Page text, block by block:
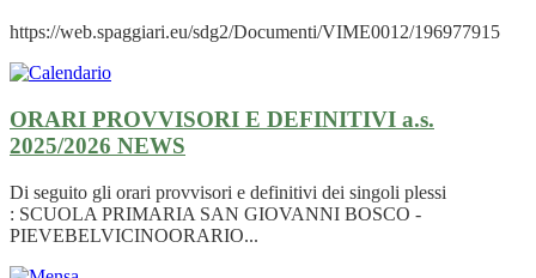
https://web.spaggiari.eu/sdg2/Documenti/VIME0012/196977915
ORARI PROVVISORI E DEFINITIVI a.s.
2025/2026 NEWS
Di seguito gli orari provvisori e definitivi dei singoli plessi
: SCUOLA PRIMARIA SAN GIOVANNI BOSCO -
PIEVEBELVICINOORARIO...